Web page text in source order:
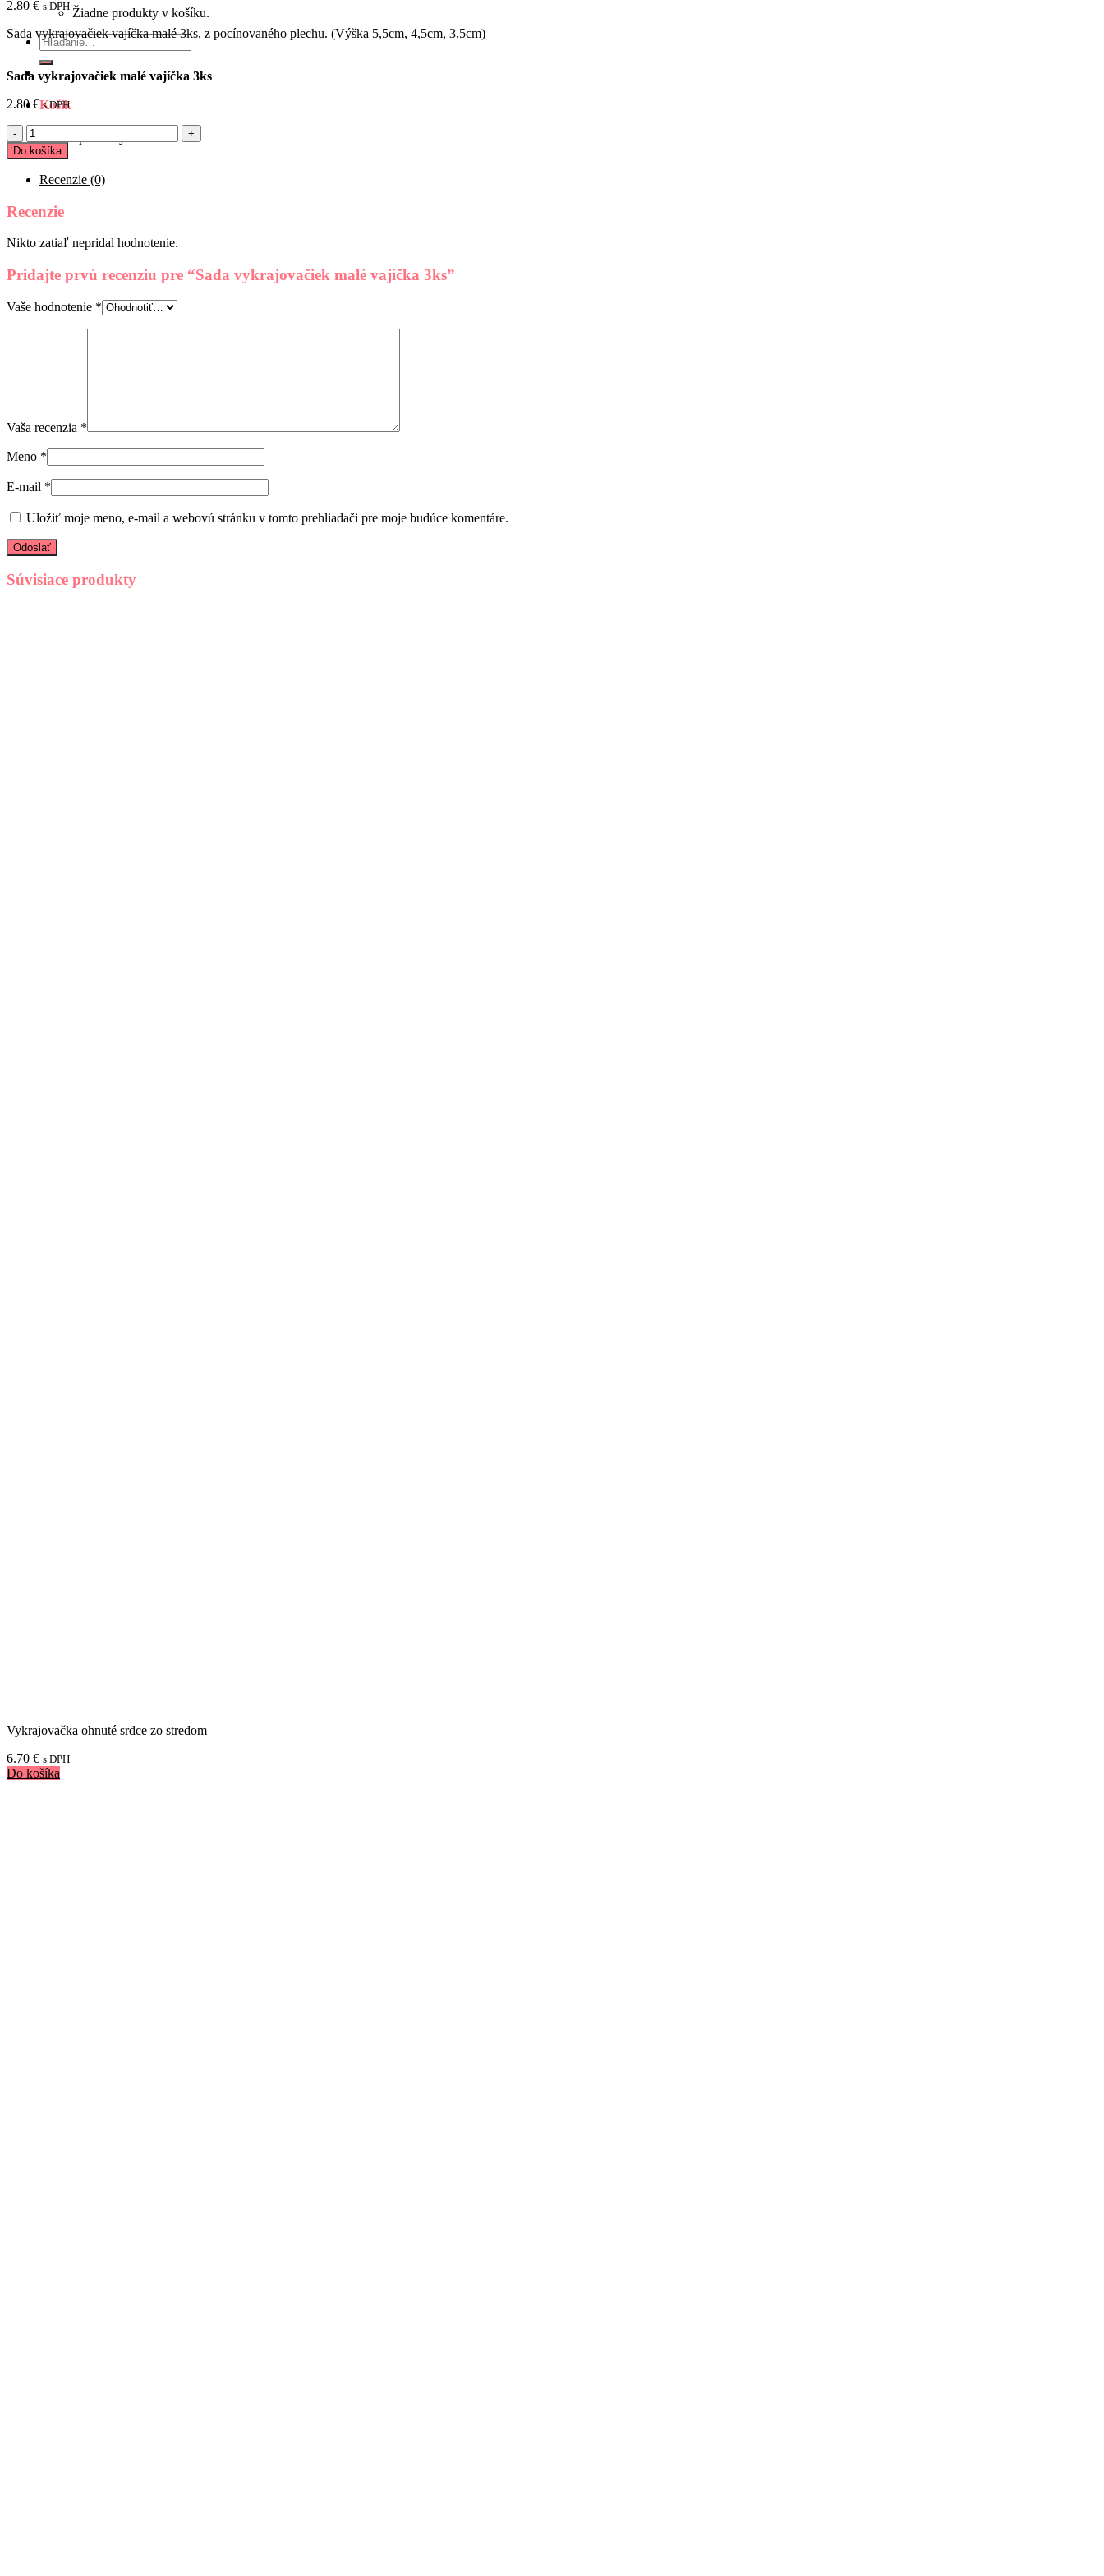
Žiadne produkty v košíku.
Hľadať:
Košík
2.80 € s DPH
Sada vykrajovačiek vajíčka malé 3ks, z pocínovaného plechu. (Výška 5,5cm, 4,5cm, 3,5cm)
Sada vykrajovačiek malé vajíčka 3ks
2.80€ s DPH
množstvo
Sada
vykrajovačiek
malé
vajíčka
Do košíka
Recenzie (0)
Recenzie
Nikto zatiaľ nepridal hodnotenie.
Pridajte prvú recenziu pre “Sada vykrajovačiek malé vajíčka 3ks”
Vaše hodnotenie *
Vaša recenzia *
Meno *
E-mail *
Uložiť moje meno, e-mail a webovú stránku v tomto prehliadači pre moje budúce komentáre.
Súvisiace produkty
Vykrajovačka ohnuté srdce zo stredom
6.70 € s DPH
Do košíka